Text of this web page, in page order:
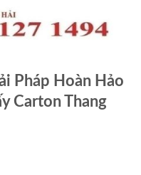
Pháp Hoàn Hảo
Carton Thang